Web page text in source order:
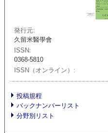
発行元
久留米醫學會
ISSN
0368-5810
ISSN（オンライン）
投稿規程
バックナンバーリスト
分野別リスト